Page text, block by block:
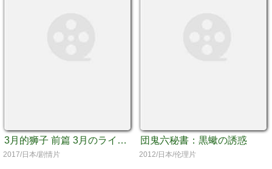
3月的狮子 前篇 3月のライオン 前編
2017/日本/剧情片
団鬼六秘書：黒蠍の誘惑
2012/日本/伦理片